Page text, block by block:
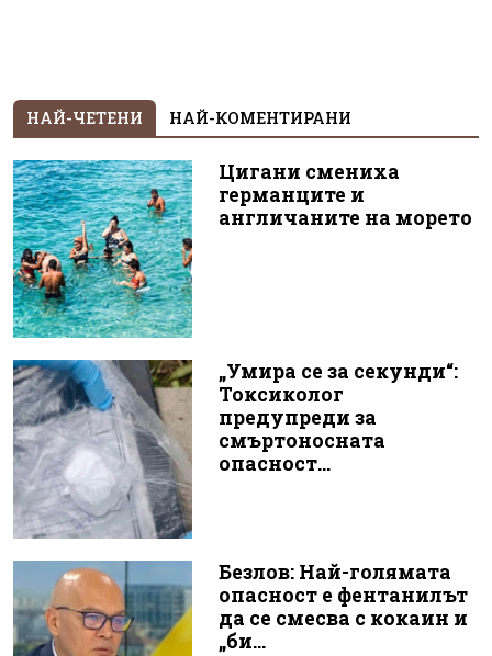
НАЙ-ЧЕТЕНИ НАЙ-КОМЕНТИРАНИ
Цигани смениха
германците и
англичаните на морето
„Умира се за секунди“:
Токсиколог
предупреди за
смъртоносната
опасност...
Безлов: Най-голямата
опасност е фентанилът
да се смесва с кокаин и
„би...